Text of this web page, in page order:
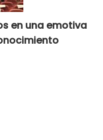
en una emotiva